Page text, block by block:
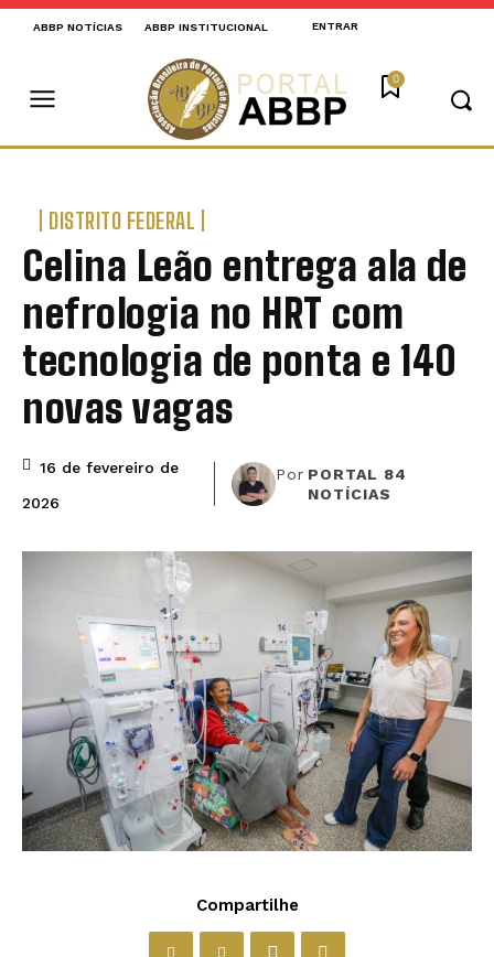
ABBP NOTÍCIAS ABBP INSTITUCIONAL ENTRAR
0
DISTRITO FEDERAL
Celina Leão entrega ala de
nefrologia no HRT com
tecnologia de ponta e 140
novas vagas
16 de fevereiro de
2026
Por PORTAL 84
NOTÍCIAS
Compartilhe